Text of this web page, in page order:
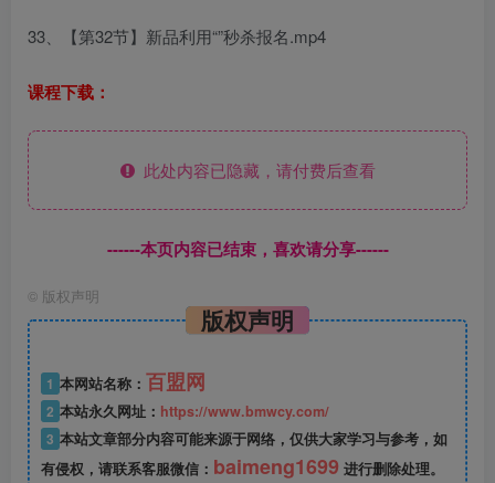
33、【第32节】新品利用“”秒杀报名.mp4
课程下载：
此处内容已隐藏，请付费后查看
------本页内容已结束，喜欢请分享------
© 版权声明
版权声明
1 本网站名称： 百盟网
2 本站永久网址： https://www.bmwcy.com/
3 本站文章部分内容可能来源于网络，仅供大家学习与参考，如
有侵权，请联系客服微信： baimeng1699 进行删除处理。